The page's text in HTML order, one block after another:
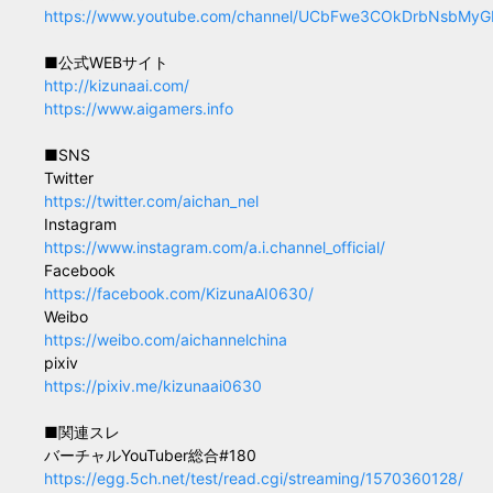
https://www.youtube.com/channel/
■公式WEBサイト
http://kizunaai.com/
https://www.aigamers.info
■SNS
Twitter
https://twitter.com/aichan_nel
Instagram
https://www.instagram.com/a.i.channel_official/
Facebook
https://facebook.com/KizunaAI0630/
Weibo
https://weibo.com/aichannelchina
pixiv
https://pixiv.me/kizunaai0630
■関連スレ
バーチャルYouTuber総合#180
https://egg.5ch.net/test/read.cgi/streaming/1570360128/